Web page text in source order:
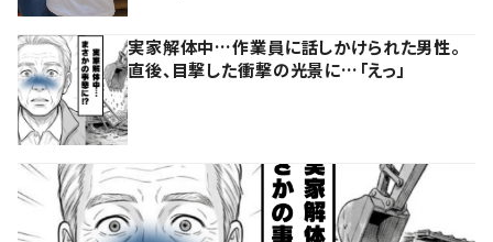
実家解体中…作業員に話しかけられた男性。
直後、目撃した衝撃の光景に…「えっ」